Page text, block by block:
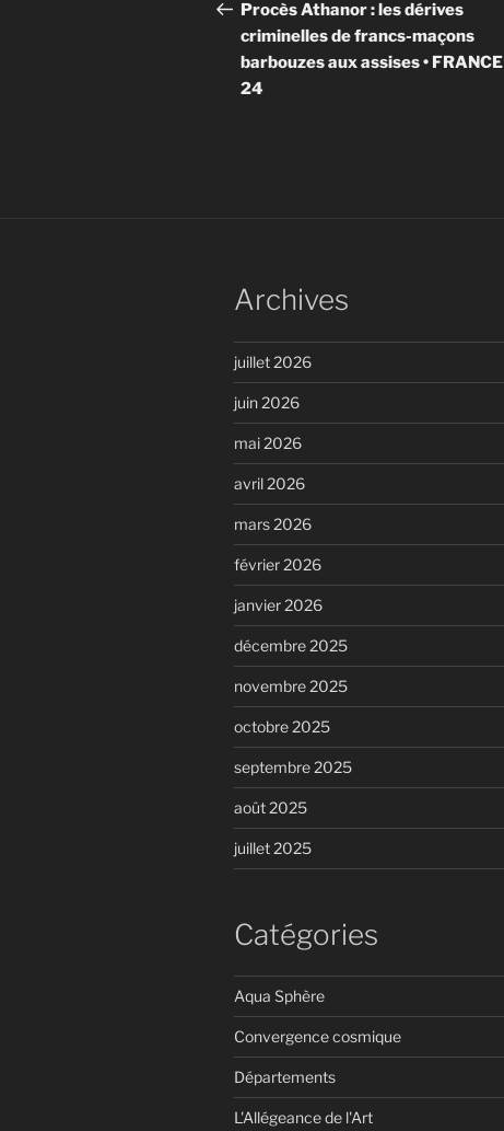
de
l’article
précédent
Procès Athanor : les dérives
criminelles de francs-maçons
barbouzes aux assises • FRANCE
24
Archives
juillet 2026
juin 2026
mai 2026
avril 2026
mars 2026
février 2026
janvier 2026
décembre 2025
novembre 2025
octobre 2025
septembre 2025
août 2025
juillet 2025
Catégories
Aqua Sphère
Convergence cosmique
Départements
L'Allégeance de l'Art